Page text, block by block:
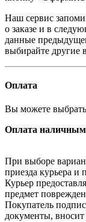
Наш сервис
о заказе и в
данные
выбирайте другие
Оплата
Вы можете
Оплата
При выборе
приезда курьера и
Курьер
предмет
Покупатель
документы, вносит